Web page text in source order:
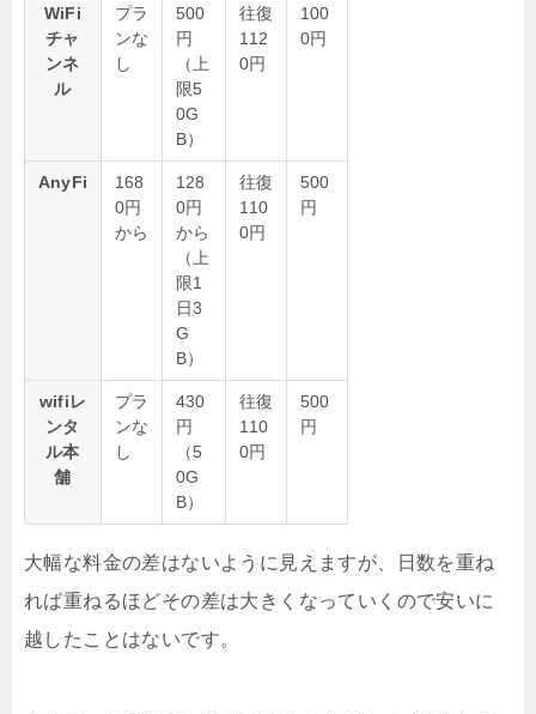
WiFi
チャ
ンネ
ル
プラ
ンな
し
500
円
（上
限5
0G
B）
往復
112
0円
100
0円
AnyFi
168
0円
から
128
0円
から
（上
限1
日3
G
B）
往復
110
0円
500
円
wifiレ
ンタ
ル本
舗
プラ
ンな
し
430
円
（5
0G
B）
往復
110
0円
500
円
大幅な料金の差はないように見えますが、日数を重ね
れば重ねるほどその差は大きくなっていくので安いに
越したことはないです。